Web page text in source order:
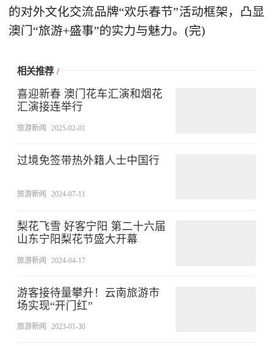
的对外文化交流品牌“欢乐春节”活动框架，凸显
澳门“旅游+盛事”的实力与魅力。(完)
相关推荐 /
喜迎新春 澳门花车汇演和烟花
汇演接连举行
旅游新闻 2025-02-01
过境免签带热外籍人士中国行
旅游新闻 2024-07-11
梨花飞雪 好客宁阳 第二十六届
山东宁阳梨花节盛大开幕
旅游新闻 2024-04-17
游客接待量攀升！云南旅游市
场实现“开门红”
旅游新闻 2023-01-30